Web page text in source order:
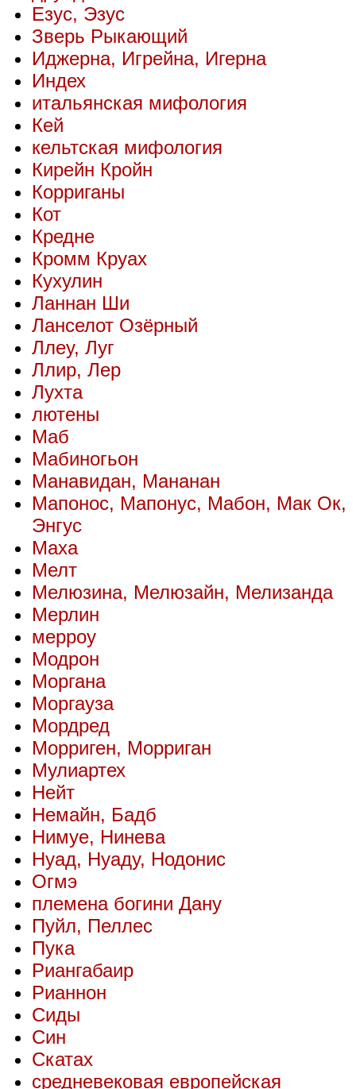
Езус, Эзус
Зверь Рыкающий
Иджерна, Игрейна, Игерна
Индех
итальянская мифология
Кей
кельтская мифология
Кирейн Кройн
Корриганы
Кот
Кредне
Кромм Круах
Кухулин
Ланнан Ши
Ланселот Озёрный
Ллеу, Луг
Ллир, Лер
Лухта
лютены
Маб
Мабиногьон
Манавидан, Мананан
Мапонос, Мапонус, Мабон, Мак Ок,
Энгус
Маха
Мелт
Мелюзина, Мелюзайн, Мелизанда
Мерлин
мерроу
Модрон
Моргана
Моргауза
Мордред
Морриген, Морриган
Мулиартех
Нейт
Немайн, Бадб
Нимуе, Нинева
Нуад, Нуаду, Нодонис
Огмэ
племена богини Дану
Пуйл, Пеллес
Пука
Риангабаир
Рианнон
Сиды
Син
Скатах
средневековая европейская